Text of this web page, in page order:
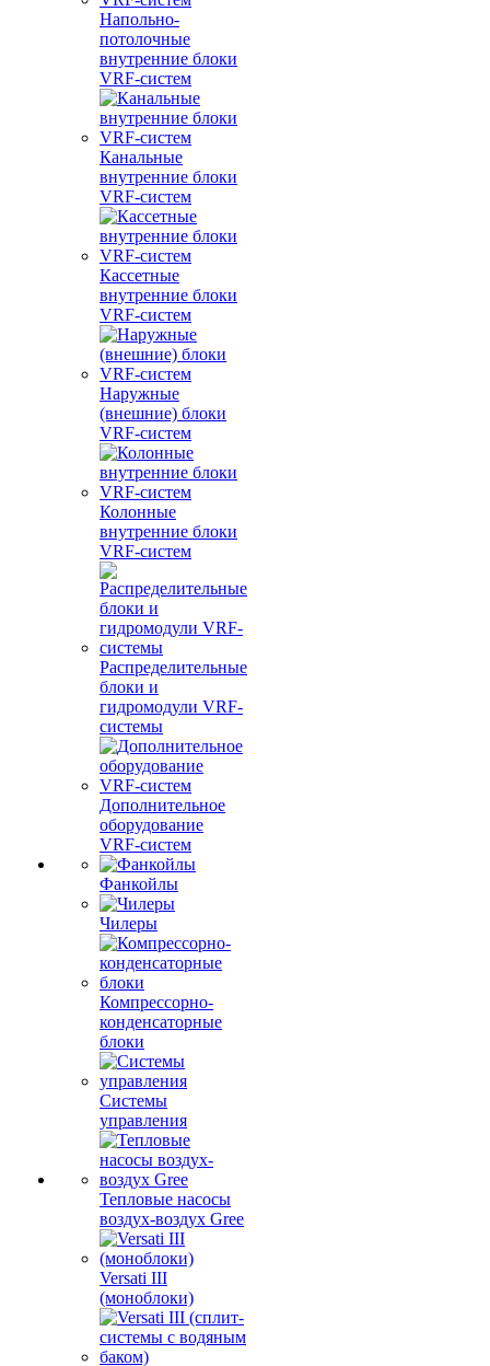
Напольно-
потолочные
внутренние блоки
VRF-систем
Канальные
внутренние блоки
VRF-систем
Кассетные
внутренние блоки
VRF-систем
Наружные
(внешние) блоки
VRF-систем
Колонные
внутренние блоки
VRF-систем
Распределительные
блоки и
гидромодули VRF-
системы
Дополнительное
оборудование
VRF-систем
Фанкойлы
Чилеры
Компрессорно-
конденсаторные
блоки
Системы
управления
Тепловые насосы
воздух-воздух Gree
Versati III
(моноблоки)